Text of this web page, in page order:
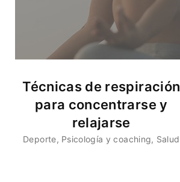
Técnicas de respiración
para concentrarse y
relajarse
Deporte Psicología y coaching Salud